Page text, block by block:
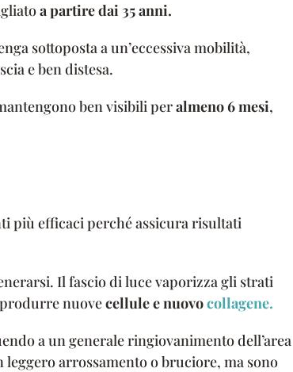
a partire dai 35 anni.
sottoposta a un’eccessiva mobilità,
e ben distesa.
ben visibili peralmeno 6 mesi,
più efficaci perché assicura risultati
Il fascio di luce vaporizza gli strati
nuovecellule e nuovocollagene.
a un generale ringiovanimento dell’area
arrossamento o bruciore, ma sono